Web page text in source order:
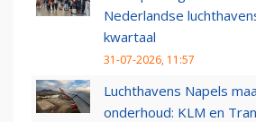
Nederlandse
kwartaal
31-07-2026, 11:57
Luchthavens Napels
onderhoud: KLM en